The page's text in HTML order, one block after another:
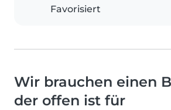
Favorisiert
Wir brauchen einen
der offen ist für